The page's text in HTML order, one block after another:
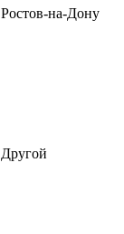
Ростов-на-Дону
Другой